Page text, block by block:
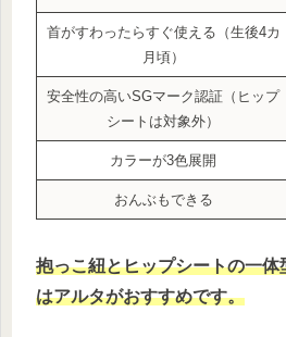
首がすわったらすぐ使える（生後4カ
月頃）
安全性の高いSGマーク認証（ヒップ
シートは対象外）
カラーが3色展開
おんぶもできる
抱っこ紐とヒップシートの一体
はアルタがおすすめです。